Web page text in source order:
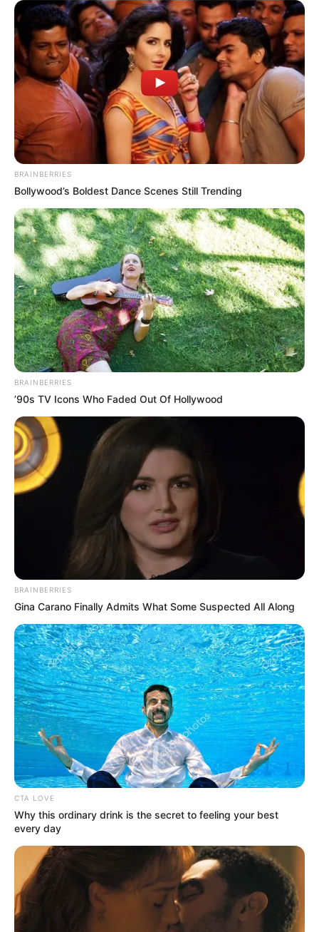
BRAINBERRIES
Bollywood’s Boldest Dance Scenes Still Trending
BRAINBERRIES
’90s TV Icons Who Faded Out Of Hollywood
BRAINBERRIES
Gina Carano Finally Admits What Some Suspected All Along
CTA LOVE
Why this ordinary drink is the secret to feeling your best
every day